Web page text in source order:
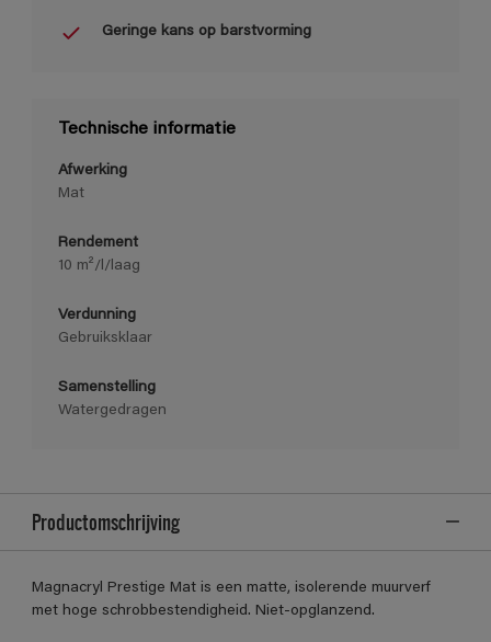
Geringe kans op barstvorming
Technische informatie
Afwerking
Mat
Rendement
10 m²/l/laag
Verdunning
Gebruiksklaar
Samenstelling
Watergedragen
Productomschrijving
Magnacryl Prestige Mat is een matte, isolerende muurverf
met hoge schrobbestendigheid. Niet-opglanzend.